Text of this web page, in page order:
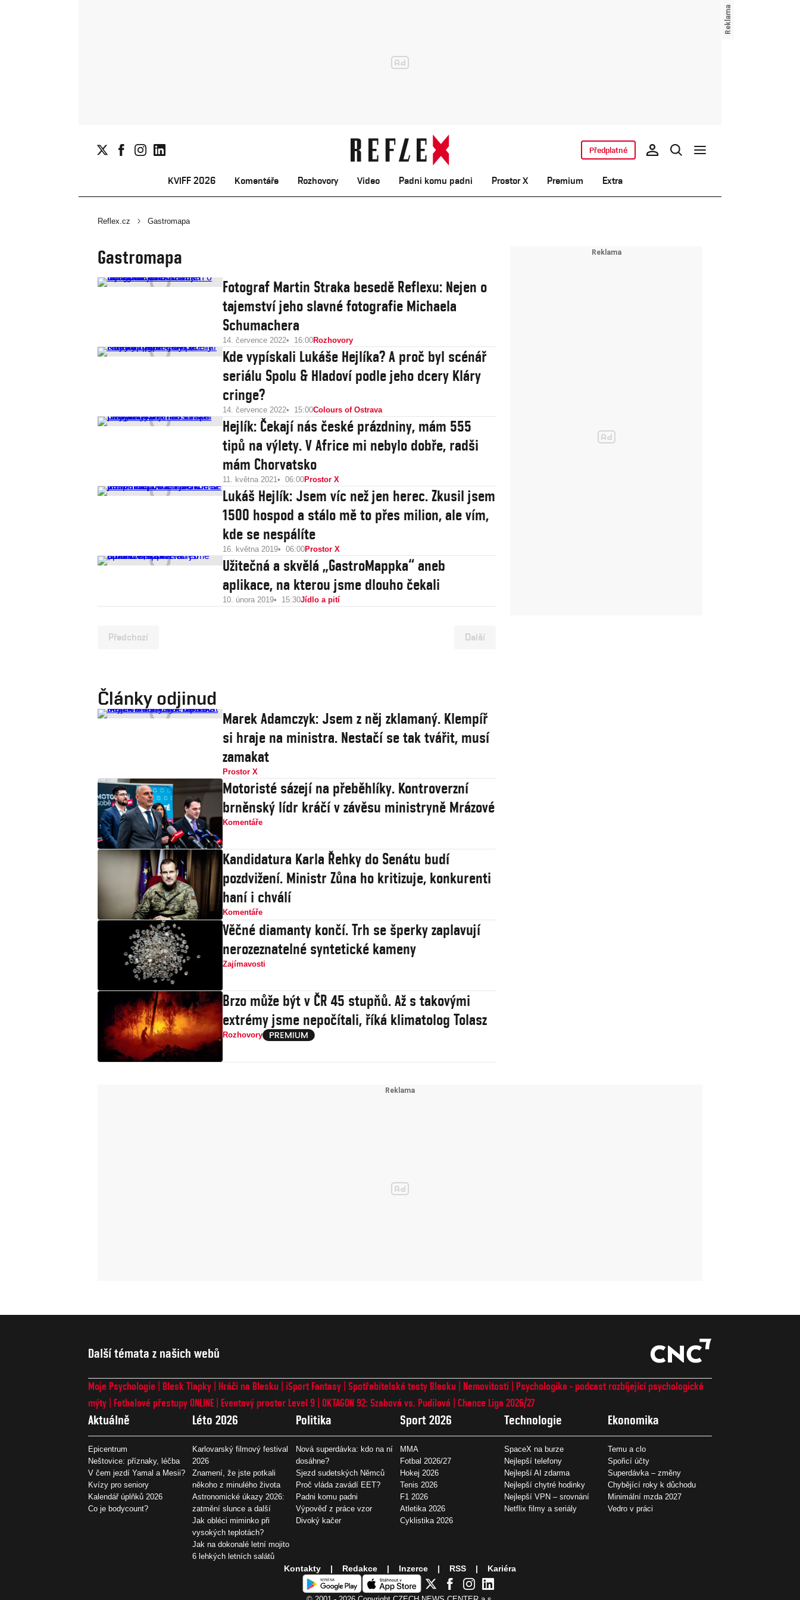
KVIFF 2026 Komentáře Rozhovory Video Padni komu padni Prostor X Premium Extra
Předplatné
Reflex.cz Gastromapa
Gastromapa
Fotograf Martin Straka besedě Reflexu: Nejen o
tajemství jeho slavné fotografie Michaela
Schumachera
14. července 2022 16:00Rozhovory
Kde vypískali Lukáše Hejlíka? A proč byl scénář
seriálu Spolu & Hladoví podle jeho dcery Kláry
cringe?
14. července 2022 15:00Colours of Ostrava
Hejlík: Čekají nás české prázdniny, mám 555
tipů na výlety. V Africe mi nebylo dobře, radši
mám Chorvatsko
11. května 2021 06:00Prostor X
Lukáš Hejlík: Jsem víc než jen herec. Zkusil jsem
1500 hospod a stálo mě to přes milion, ale vím,
kde se nespálíte
16. května 2019 06:00Prostor X
Užitečná a skvělá „GastroMappka“ aneb
aplikace, na kterou jsme dlouho čekali
10. února 2019 15:30Jídlo a pití
Předchozí Další
Články odjinud
Marek Adamczyk: Jsem z něj zklamaný. Klempíř
si hraje na ministra. Nestačí se tak tvářit, musí
zamakat
Prostor X
Motoristé sázejí na přeběhlíky. Kontroverzní
brněnský lídr kráčí v závěsu ministryně Mrázové
Komentáře
Kandidatura Karla Řehky do Senátu budí
pozdvižení. Ministr Zůna ho kritizuje, konkurenti
haní i chválí
Komentáře
Věčné diamanty končí. Trh se šperky zaplavují
nerozeznatelné syntetické kameny
Zajímavosti
Brzo může být v ČR 45 stupňů. Až s takovými
extrémy jsme nepočítali, říká klimatolog Tolasz
Rozhovory
Další témata z našich webů
Moje Psychologie Blesk Tlapky Hráči na Blesku iSport Fantasy Spotřebitelské testy Blesku Nemovitosti
Psychologika - podcast rozbíjející psychologické
mýty
Fotbalové přestupy ONLINE Eventový prostor Level 9 OKTAGON 92: Szabová vs. Pudilová Chance Liga 2026/27
Aktuálně
Epicentrum
Neštovice: příznaky, léčba
V čem jezdí Yamal a Mesii?
Kvízy pro seniory
Kalendář úplňků 2026
Co je bodycount?
Léto 2026
Karlovarský filmový festival
2026
Znamení, že jste potkali
někoho z minulého života
Astronomické úkazy 2026:
zatmění slunce a další
Jak obléci miminko při
vysokých teplotách?
Jak na dokonalé letní mojito
6 lehkých letních salátů
Politika
Nová superdávka: kdo na ní
dosáhne?
Sjezd sudetských Němců
Proč vláda zavádí EET?
Padni komu padni
Výpověď z práce vzor
Divoký kačer
Sport 2026
MMA
Fotbal 2026/27
Hokej 2026
Tenis 2026
F1 2026
Atletika 2026
Cyklistika 2026
Technologie
SpaceX na burze
Nejlepší telefony
Nejlepší AI zdarma
Nejlepší chytré hodinky
Nejlepší VPN – srovnání
Netflix filmy a seriály
Ekonomika
Temu a clo
Spořicí účty
Superdávka – změny
Chybějící roky k důchodu
Minimální mzda 2027
Vedro v práci
Kontakty Redakce Inzerce RSS Kariéra